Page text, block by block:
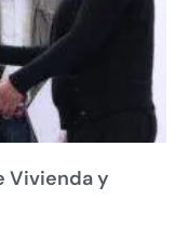
Vivienda y